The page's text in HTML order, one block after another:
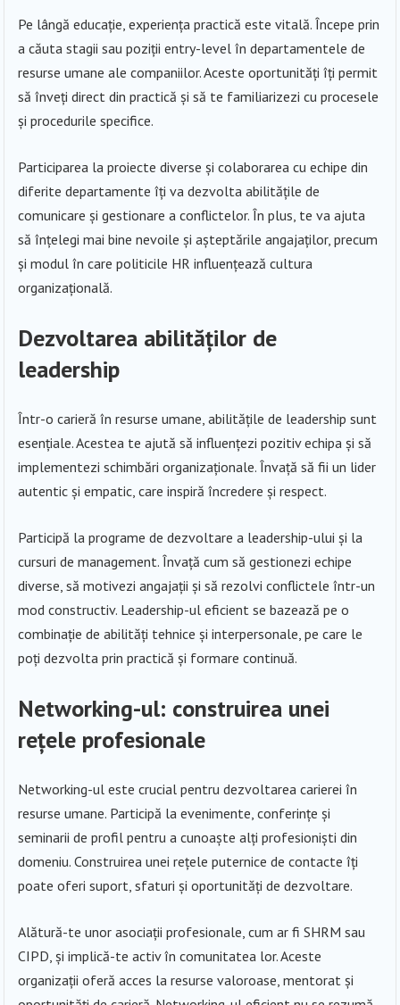
Pe lângă educație, experiența practică este vitală. Începe prin
a căuta stagii sau poziții entry-level în departamentele de
resurse umane ale companiilor. Aceste oportunități îți permit
să înveți direct din practică și să te familiarizezi cu procesele
și procedurile specifice.
Participarea la proiecte diverse și colaborarea cu echipe din
diferite departamente îți va dezvolta abilitățile de
comunicare și gestionare a conflictelor. În plus, te va ajuta
să înțelegi mai bine nevoile și așteptările angajaților, precum
și modul în care politicile HR influențează cultura
organizațională.
Dezvoltarea abilităților de
leadership
Într-o carieră în resurse umane, abilitățile de leadership sunt
esențiale. Acestea te ajută să influențezi pozitiv echipa și să
implementezi schimbări organizaționale. Învață să fii un lider
autentic și empatic, care inspiră încredere și respect.
Participă la programe de dezvoltare a leadership-ului și la
cursuri de management. Învață cum să gestionezi echipe
diverse, să motivezi angajații și să rezolvi conflictele într-un
mod constructiv. Leadership-ul eficient se bazează pe o
combinație de abilități tehnice și interpersonale, pe care le
poți dezvolta prin practică și formare continuă.
Networking-ul: construirea unei
rețele profesionale
Networking-ul este crucial pentru dezvoltarea carierei în
resurse umane. Participă la evenimente, conferințe și
seminarii de profil pentru a cunoaște alți profesioniști din
domeniu. Construirea unei rețele puternice de contacte îți
poate oferi suport, sfaturi și oportunități de dezvoltare.
Alătură-te unor asociații profesionale, cum ar fi SHRM sau
CIPD, și implică-te activ în comunitatea lor. Aceste
organizații oferă acces la resurse valoroase, mentorat și